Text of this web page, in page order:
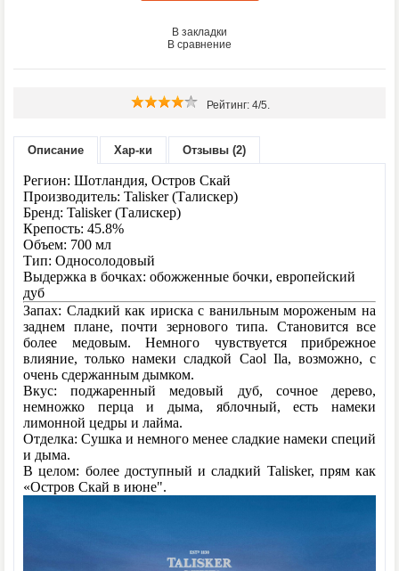
В закладки
В сравнение
Рейтинг: 4/5.
Описание Хар-ки Отзывы (2)
Регион: Шотландия, Остров Скай
Производитель: Talisker (Талискер)
Бренд: Talisker (Талискер)
Крепость: 45.8%
Объем: 700 мл
Тип: Односолодовый
Выдержка в бочках: обожженные бочки, европейский
дуб
Запах: Сладкий как ириска с ванильным мороженым на
заднем плане, почти зернового типа. Становится все
более медовым. Немного чувствуется прибрежное
влияние, только намеки сладкой Caol Ila, возможно, с
очень сдержанным дымком.
Вкус: поджаренный медовый дуб, сочное дерево,
немножко перца и дыма, яблочный, есть намеки
лимонной цедры и лайма.
Отделка: Сушка и немного менее сладкие намеки специй
и дыма.
В целом: более доступный и сладкий Talisker, прям как
«Остров Скай в июне".